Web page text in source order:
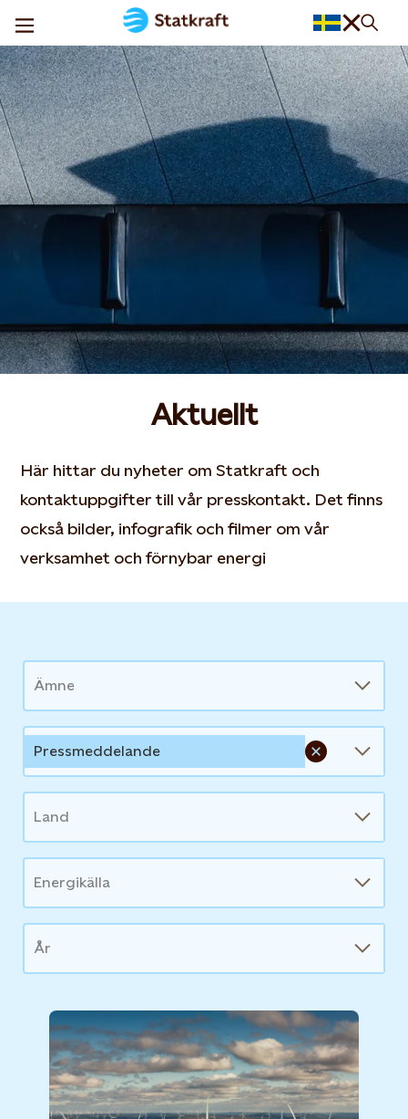
Aktuellt
Här hittar du nyheter om Statkraft och
kontaktuppgifter till vår presskontakt. Det finns
också bilder, infografik och filmer om vår
verksamhet och förnybar energi
News
Ämne
Pressmeddelande
Land
Energikälla
År